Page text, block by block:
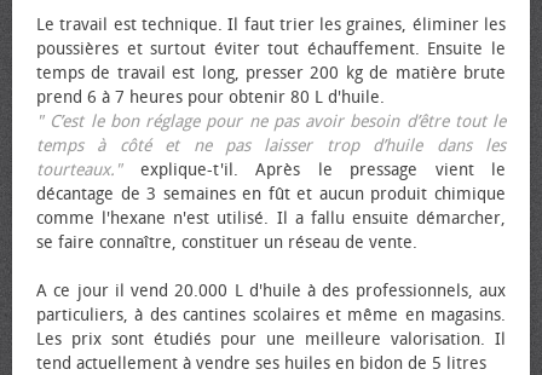
Le travail est technique. Il faut trier les graines, éliminer les
poussières et surtout éviter tout échauffement. Ensuite le
temps de travail est long, presser 200 kg de matière brute
prend 6 à 7 heures pour obtenir 80 L d'huile.
" C’est le bon réglage pour ne pas avoir besoin d’être tout le
temps à côté et ne pas laisser trop d’huile dans les
tourteaux."explique-t'il. Après le pressage vient le
décantage de 3 semaines en fût et aucun produit chimique
comme l'hexane n'est utilisé. Il a fallu ensuite démarcher,
se faire connaître, constituer un réseau de vente.
A ce jour il vend 20.000 L d'huile à des professionnels, aux
particuliers, à des cantines scolaires et même en magasins.
Les prix sont étudiés pour une meilleure valorisation. Il
tend actuellement à vendre ses huiles en bidon de 5 litres